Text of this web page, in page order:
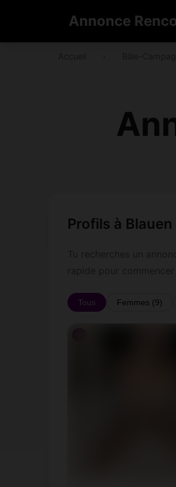
Annonce
Profils à Blauen
Tous Femmes (9)